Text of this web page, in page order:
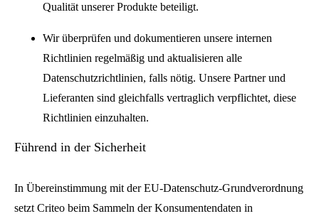
Qualität unserer Produkte beteiligt.
Wir überprüfen und dokumentieren unsere internen
Richtlinien regelmäßig und aktualisieren alle
Datenschutzrichtlinien, falls nötig. Unsere Partner und
Lieferanten sind gleichfalls vertraglich verpflichtet, diese
Richtlinien einzuhalten.
Führend in der Sicherheit
In Übereinstimmung mit der EU-Datenschutz-Grundverordnung
setzt Criteo beim Sammeln der Konsumentendaten in